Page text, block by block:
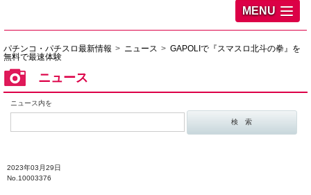
MENU
パチンコ・パチスロ最新情報 ニュース
GAPOLIで『スマスロ北斗の拳』を
無料で最速体験
ニュース
ニュース内を
2023年03月29日
No.10003376